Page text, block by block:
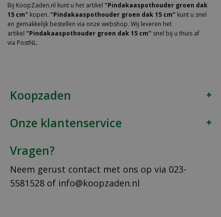
Bij KoopZaden.nl kunt u het artikel "Pindakaaspothouder groen dak
15 cm" kopen. "Pindakaaspothouder groen dak 15 cm" kunt u snel
en gemakkelijk bestellen via onze webshop. Wij leveren het
artikel "Pindakaaspothouder groen dak 15 cm" snel bij u thuis af
via PostNL.
Koopzaden
Onze klantenservice
Vragen?
Neem gerust contact met ons op via 023-
5581528 of info@koopzaden.nl